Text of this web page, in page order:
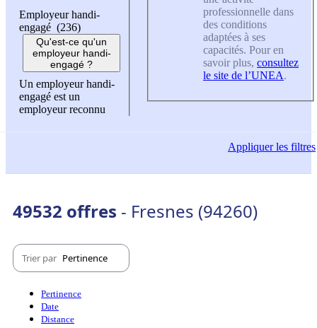
Employeur handi-
engagé (236)
Qu'est-ce qu'un
employeur handi-
engagé ?
Un employeur handi-
engagé est un
employeur reconnu
professionnelle dans
des conditions
adaptées à ses
capacités. Pour en
savoir plus, consultez
le site de l’UNEA.
Appliquerles filtres
49532 offres - Fresnes (94260)
Trier par Pertinence
Pertinence
Date
Distance